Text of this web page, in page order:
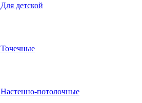
Для детской
Точечные
Настенно-потолочные